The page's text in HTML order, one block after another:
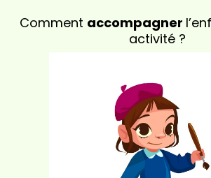
Comment accompagner
activité ?